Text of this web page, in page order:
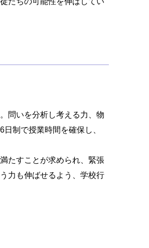
問いを分析し考える力、物
制で授業時間を確保し、
たすことが求められ、緊張
力も伸ばせるよう、学校行